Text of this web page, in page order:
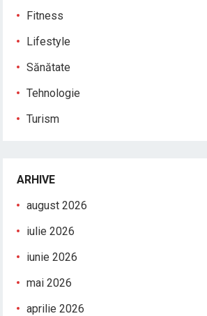
Fitness
Lifestyle
Sănătate
Tehnologie
Turism
ARHIVE
august 2026
iulie 2026
iunie 2026
mai 2026
aprilie 2026